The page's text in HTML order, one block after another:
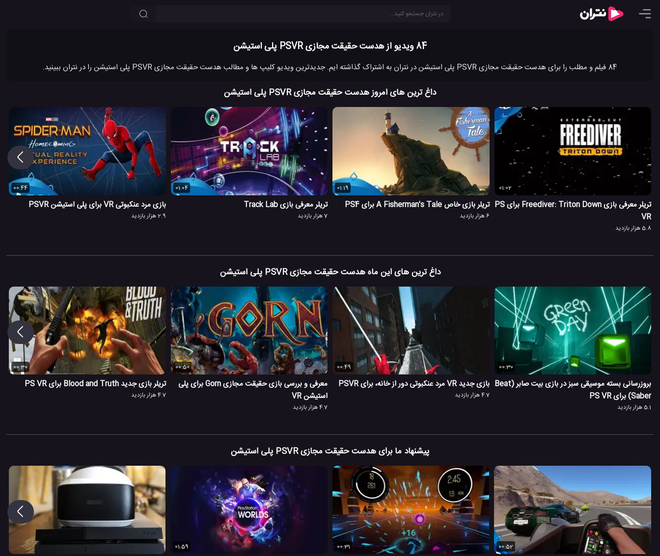
84 ویدیو از هدست حقیقت مجازی PSVR پلی استیشن
84 فیلم و مطلب را برای هدست حقیقت مجازی PSVR پلی استیشن در نتران به اشتراک گذاشته ایم. جدیدترین ویدیو کلیپ ها و مطالب هدست حقیقت مجازی PSVR پلی استیشن را در نتران ببینید.
داغ ترین های امروز هدست حقیقت مجازی PSVR پلی استیشن
01:02
تریلر معرفی بازی Freediver: Triton Down برای PS
VR
5.8 هزار بازدید
01:19
تریلر بازی خاص A Fisherman’s Tale برای PS4
6 هزار بازدید
01:04
تریلر معرفی بازی Track Lab
7 هزار بازدید
00:44
بازی مرد عنکبوتی VR برای پلی استیشن PSVR
2.9 هزار بازدید
داغ ترین های این ماه هدست حقیقت مجازی PSVR پلی استیشن
00:30
بروزرسانی بسته موسیقی سبز در بازی بیت صابر (Beat
Saber) برای PS VR
5.1 هزار بازدید
00:49
بازی جدید VR مرد عنکبوتی دور از خانه، برای PSVR
4.7 هزار بازدید
00:50
معرفی و بررسی بازی حقیقت مجازی Gorn برای پلی
استیشن VR
4.7 هزار بازدید
00:30
تریلر بازی جدید Blood and Truth برای PS VR
4.7 هزار بازدید
پیشنهاد ما برای هدست حقیقت مجازی PSVR پلی استیشن
00:52
00:31
01:59